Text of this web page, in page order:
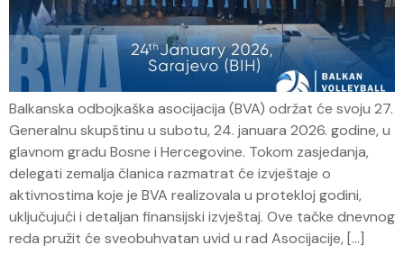
Balkanska odbojkaška asocijacija (BVA) održat će svoju 27.
Generalnu skupštinu u subotu, 24. januara 2026. godine, u
glavnom gradu Bosne i Hercegovine. Tokom zasjedanja,
delegati zemalja članica razmatrat će izvještaje o
aktivnostima koje je BVA realizovala u protekloj godini,
uključujući i detaljan finansijski izvještaj. Ove tačke dnevnog
reda pružit će sveobuhvatan uvid u rad Asocijacije, […]